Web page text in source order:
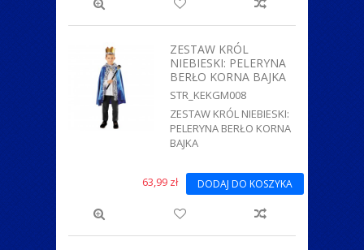
ZESTAW KRÓL
NIEBIESKI: PELERYNA
BERŁO KORNA BAJKA
STR_KEKGM008
ZESTAW KRÓL NIEBIESKI:
PELERYNA BERŁO KORNA
BAJKA
63,99 zł DODAJ DO KOSZYKA